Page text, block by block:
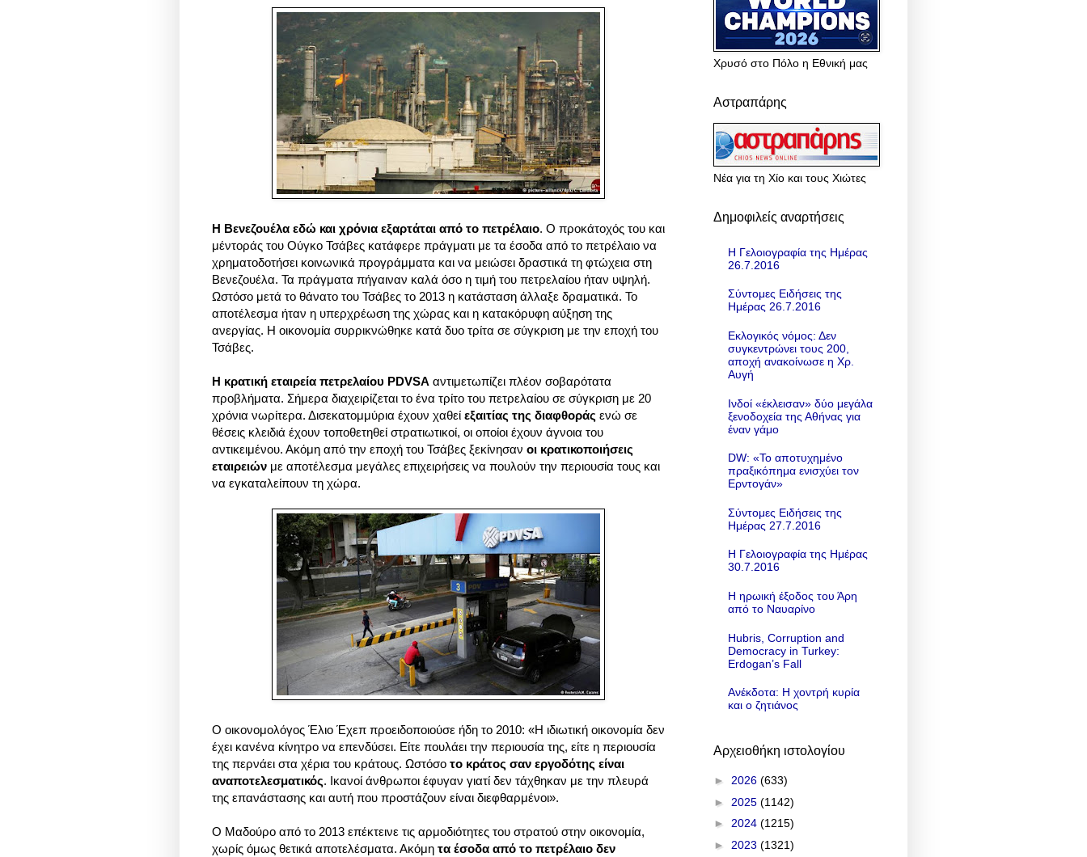
Η Βενεζουέλα εδώ και χρόνια εξαρτάται από το πετρέλαιο. Ο προκάτοχός του και
μέντοράς του Ούγκο Τσάβες κατάφερε πράγματι με τα έσοδα από το πετρέλαιο να
χρηματοδοτήσει κοινωνικά προγράμματα και να μειώσει δραστικά τη φτώχεια στη
Βενεζουέλα. Τα πράγματα πήγαιναν καλά όσο η τιμή του πετρελαίου ήταν υψηλή.
Ωστόσο μετά το θάνατο του Τσάβες το 2013 η κατάσταση άλλαξε δραματικά. Το
αποτέλεσμα ήταν η υπερχρέωση της χώρας και η κατακόρυφη αύξηση της
ανεργίας. Η οικονομία συρρικνώθηκε κατά δυο τρίτα σε σύγκριση με την εποχή του
Τσάβες.
Η κρατική εταιρεία πετρελαίου PDVSA αντιμετωπίζει πλέον σοβαρότατα
προβλήματα. Σήμερα διαχειρίζεται το ένα τρίτο του πετρελαίου σε σύγκριση με 20
χρόνια νωρίτερα. Δισεκατομμύρια έχουν χαθεί εξαιτίας της διαφθοράς ενώ σε
θέσεις κλειδιά έχουν τοποθετηθεί στρατιωτικοί, οι οποίοι έχουν άγνοια του
αντικειμένου. Ακόμη από την εποχή του Τσάβες ξεκίνησαν οι κρατικοποιήσεις
εταιρειών με αποτέλεσμα μεγάλες επιχειρήσεις να πουλούν την περιουσία τους και
να εγκαταλείπουν τη χώρα.
Ο οικονομολόγος Έλιο Έχεπ προειδοποιούσε ήδη το 2010: «Η ιδιωτική οικονομία δεν
έχει κανένα κίνητρο να επενδύσει. Είτε πουλάει την περιουσία της, είτε η περιουσία
της περνάει στα χέρια του κράτους. Ωστόσο το κράτος σαν εργοδότης είναι
αναποτελεσματικός. Ικανοί άνθρωποι έφυγαν γιατί δεν τάχθηκαν με την πλευρά
της επανάστασης και αυτή που προστάζουν είναι διεφθαρμένοι».
Ο Μαδούρο από το 2013 επέκτεινε τις αρμοδιότητες του στρατού στην οικονομία,
χωρίς όμως θετικά αποτελέσματα. Ακόμη τα έσοδα από το πετρέλαιο δεν
Χρυσό στο Πόλο η Εθνική μας
Αστραπάρης
Νέα για τη Χίο και τους Χιώτες
Δημοφιλείς αναρτήσεις
Η Γελοιογραφία της Ημέρας
26.7.2016
Σύντομες Ειδήσεις της
Ημέρας 26.7.2016
Εκλογικός νόμος: Δεν
συγκεντρώνει τους 200,
αποχή ανακοίνωσε η Χρ.
Αυγή
Ινδοί «έκλεισαν» δύο μεγάλα
ξενοδοχεία της Αθήνας για
έναν γάμο
DW: «To αποτυχημένο
πραξικόπημα ενισχύει τον
Ερντογάν»
Σύντομες Ειδήσεις της
Ημέρας 27.7.2016
Η Γελοιογραφία της Ημέρας
30.7.2016
Η ηρωική έξοδος του Άρη
από το Ναυαρίνο
Hubris, Corruption and
Democracy in Turkey:
Erdogan’s Fall
Ανέκδοτα: Η χοντρή κυρία
και ο ζητιάνος
Αρχειοθήκη ιστολογίου
► 2026 (633)
► 2025 (1142)
► 2024 (1215)
► 2023 (1321)